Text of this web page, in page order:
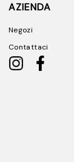
AZIENDA
Negozi
Contattaci